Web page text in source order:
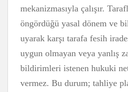
mekanizmasıyla çalışır.
öngördüğü yasal dönem ve
uyarak karşı tarafa fesih
uygun olmayan veya yanlış
bildirimleri istenen hukuki
vermez. Bu durum; tahliye